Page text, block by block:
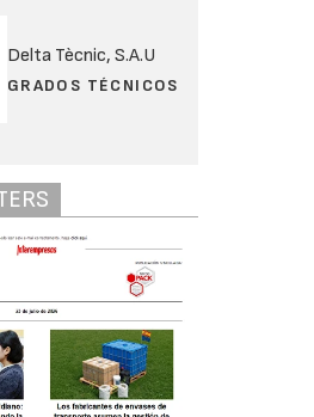
Delta Tècnic, S.A.U
GRADOS TÉCNICOS